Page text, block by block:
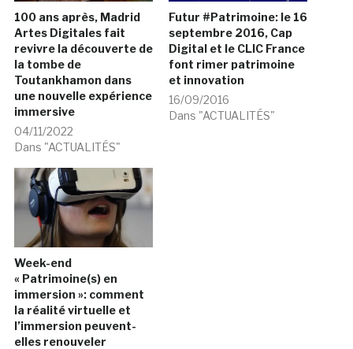
100 ans après, Madrid
Artes Digitales fait
revivre la découverte de
la tombe de
Toutankhamon dans
une nouvelle expérience
immersive
04/11/2022
Dans "ACTUALITÉS"
Futur #Patrimoine: le 16
septembre 2016, Cap
Digital et le CLIC France
font rimer patrimoine
et innovation
16/09/2016
Dans "ACTUALITÉS"
Week-end
« Patrimoine(s) en
immersion »: comment
la réalité virtuelle et
l’immersion peuvent-
elles renouveler